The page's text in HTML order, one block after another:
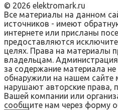
© 2026 elektromark.ru
Все материалы на данном
источников - имеют
интернете или присланы
предоставляются
целях. Права на материалы
владельцам.
за содержание материала не
обнаружили на нашем сайте
нарушают авторские права,
Вашей компании или
сообщите нам через форму